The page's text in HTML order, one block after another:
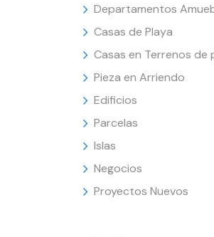
Departamentos
Casas de Playa
Casas en Terrenos de
Pieza en Arriendo
Edificios
Parcelas
Islas
Negocios
Proyectos Nuevos